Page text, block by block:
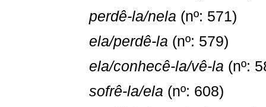
perdê-la/nela (nº: 571)
ela/perdê-la (nº: 579)
ela/conhecê-la/vê-la (nº:
sofrê-la/ela (nº: 608)